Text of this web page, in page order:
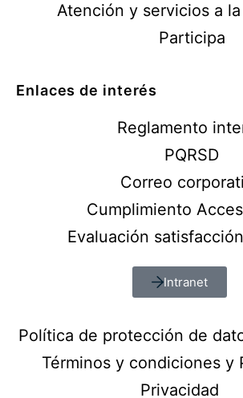
Atención y servicios a
Participa
Enlaces de interés
Reglamento
PQRSD
Correo
Cumplimiento
Evaluación
Intranet
Política de protección de
Términos y condiciones y
Privacidad